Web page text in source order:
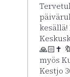
kesällä!
🙏🏻✝️
myös
Kestjo